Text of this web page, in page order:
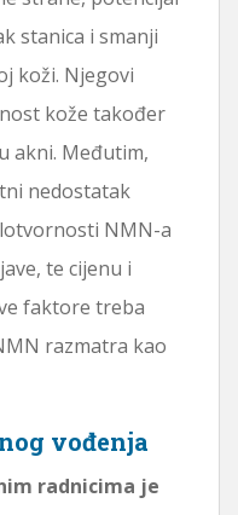
stanica i smanji
koži. Njegovi
kože također
akni. Međutim,
nedostatak
NMN-a
te cijenu i
faktore treba
razmatra kao
vođenja
radnicima je